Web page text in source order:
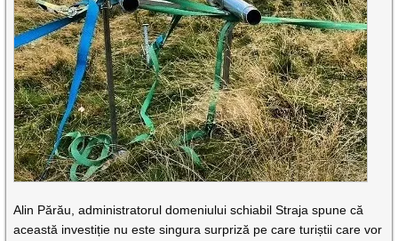
Alin Părău, administratorul domeniului schiabil Straja spune că
această investiție nu este singura surpriză pe care turiștii care vor